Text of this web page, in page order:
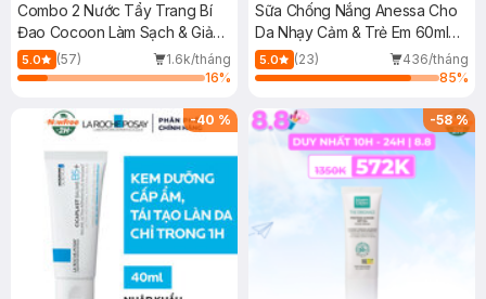
Combo 2 Nước Tẩy Trang Bí
Đao Cocoon Làm Sạch & Giảm
Dầu 500ml
5.0 (57)
1.6k/tháng
16%
Sữa Chống Nắng Anessa Cho
Da Nhạy Cảm & Trẻ Em 60ml
(Mới)
5.0 (23)
436/tháng
85%
-40 % -58%